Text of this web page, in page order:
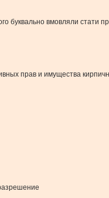
буквально вмовляли стати
прав и имущества